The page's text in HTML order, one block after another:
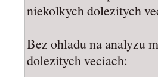
niekolkych dolezitych
Bez ohladu na analyzu
dolezitych veciach: